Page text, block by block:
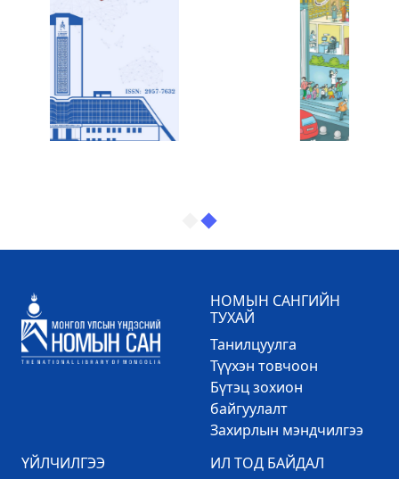
НОМЫН САНГИЙН
ТУХАЙ
Танилцуулга
Түүхэн товчоон
Бүтэц зохион
байгуулалт
Захирлын мэндчилгээ
ҮЙЛЧИЛГЭЭ
ИЛ ТОД БАЙДАЛ